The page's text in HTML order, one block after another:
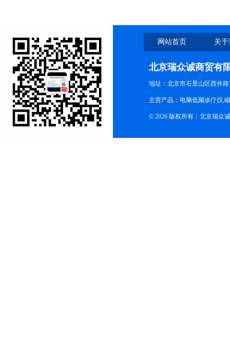
网站首页 关
北京瑞众诚商贸有
地址：北京市石景山区西井路
主营产品：电脑低频诊疗仪,
© 2026 版权所有：北京瑞众